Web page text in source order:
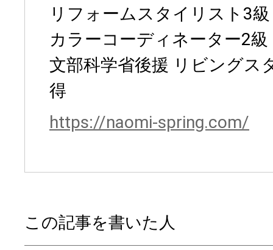
リフォームスタイリスト3級
カラーコーディネーター2級
文部科学省後援 リビングス
得
https://naomi-spring.com/
この記事を書いた人